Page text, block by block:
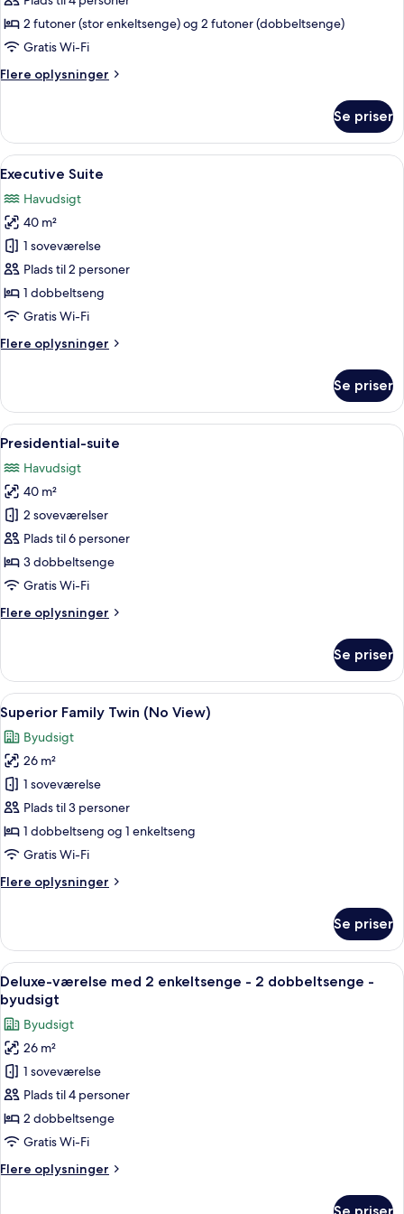
værelse
(Ondol)
2 futoner (stor enkeltsenge) og 2 futoner (dobbeltsenge)
Gratis Wi-Fi
Flere oplysninger
Flere
værelse
(Ondol)
Se priser
Indlæs
alle
billeder
af
Executive
Suite
Et hotelværelse med en stor seng,
8
Executive Suite
Havudsigt
40 m²
1 soveværelse
Plads til 2 personer
1 dobbeltseng
Gratis Wi-Fi
Flere oplysninger
Flere
Suite
Se priser
Indlæs
alle
billeder
af
Presidential-
suite
Et hotelværelse med et stort
6
Presidential-suite
Havudsigt
40 m²
2 soveværelser
Plads til 6 personer
3 dobbeltsenge
Gratis Wi-Fi
Flere oplysninger
Flere
suite
Se priser
Indlæs
alle
billeder
af
Superior
Family
Twin
(No
6
Superior Family Twin (No View)
Byudsigt
26 m²
1 soveværelse
Plads til 3 personer
1 dobbeltseng og 1 enkeltseng
Gratis Wi-Fi
Flere oplysninger
Flere
Family
Twin
(No
View)
Se priser
Indlæs
alle
billeder
af
Deluxe-
værelse
med
2
enkeltsenge
2
Et hotelværelse med to senge, et
7
Deluxe-værelse med 2 enkeltsenge - 2 dobbeltsenge -
byudsigt
Byudsigt
26 m²
1 soveværelse
Plads til 4 personer
2 dobbeltsenge
Gratis Wi-Fi
Flere oplysninger
Flere